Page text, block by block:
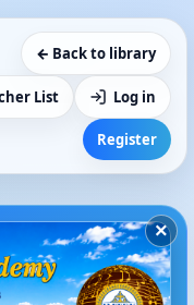
← Back to library
List Log in
Register
×